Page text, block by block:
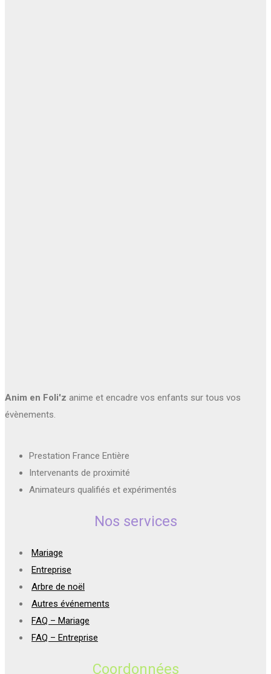
Anim en Foli'z anime et encadre vos enfants sur tous vos
évènements.
Prestation France Entière
Intervenants de proximité
Animateurs qualifiés et expérimentés
Nos services
Mariage
Entreprise
Arbre de noël
Autres événements
FAQ – Mariage
FAQ – Entreprise
Coordonnées